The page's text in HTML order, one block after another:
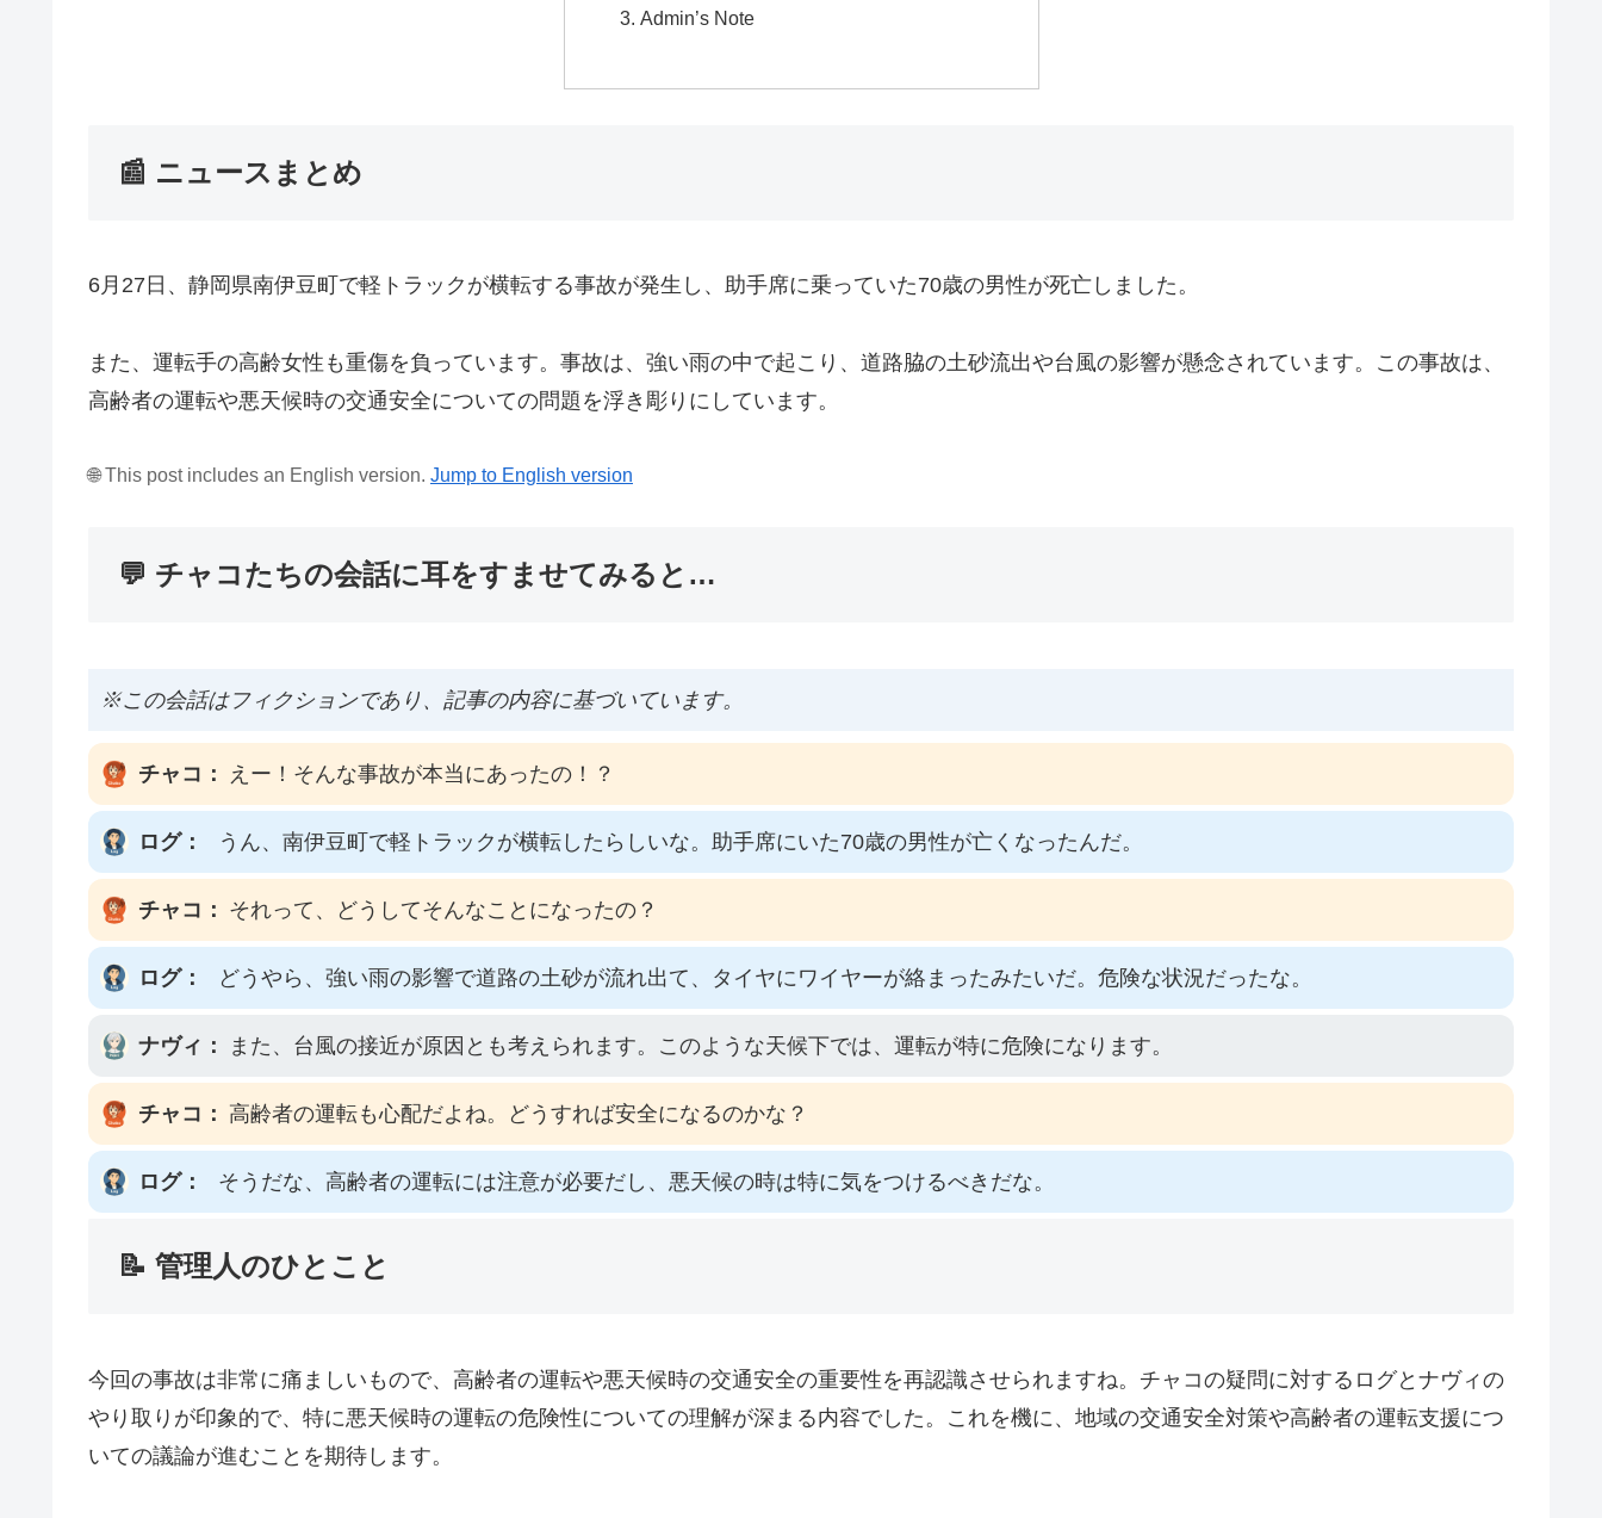
Admin’s Note
📰 ニュースまとめ
6月27日、静岡県南伊豆町で軽トラックが横転する事故が発生し、助手席に乗っていた70歳の男性が死亡しました。
また、運転手の高齢女性も重傷を負っています。事故は、強い雨の中で起こり、道路脇の土砂流出や台風の影響が懸念されています。この事故は、
高齢者の運転や悪天候時の交通安全についての問題を浮き彫りにしています。
🌐 This post includes an English version. Jump to English version
💬 チャコたちの会話に耳をすませてみると…
※この会話はフィクションであり、記事の内容に基づいています。
チャコ： えー！そんな事故が本当にあったの！？
ログ： うん、南伊豆町で軽トラックが横転したらしいな。助手席にいた70歳の男性が亡くなったんだ。
チャコ： それって、どうしてそんなことになったの？
ログ： どうやら、強い雨の影響で道路の土砂が流れ出て、タイヤにワイヤーが絡まったみたいだ。危険な状況だったな。
ナヴィ： また、台風の接近が原因とも考えられます。このような天候下では、運転が特に危険になります。
チャコ： 高齢者の運転も心配だよね。どうすれば安全になるのかな？
ログ： そうだな、高齢者の運転には注意が必要だし、悪天候の時は特に気をつけるべきだな。
📝 管理人のひとこと
今回の事故は非常に痛ましいもので、高齢者の運転や悪天候時の交通安全の重要性を再認識させられますね。チャコの疑問に対するログとナヴィの
やり取りが印象的で、特に悪天候時の運転の危険性についての理解が深まる内容でした。これを機に、地域の交通安全対策や高齢者の運転支援につ
いての議論が進むことを期待します。